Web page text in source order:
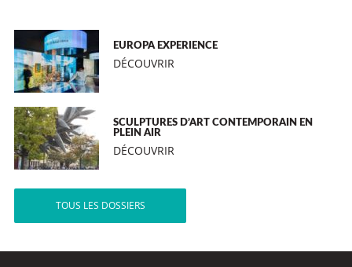
EUROPA EXPERIENCE
DÉCOUVRIR
SCULPTURES D’ART CONTEMPORAIN EN
PLEIN AIR
DÉCOUVRIR
TOUS LES DOSSIERS